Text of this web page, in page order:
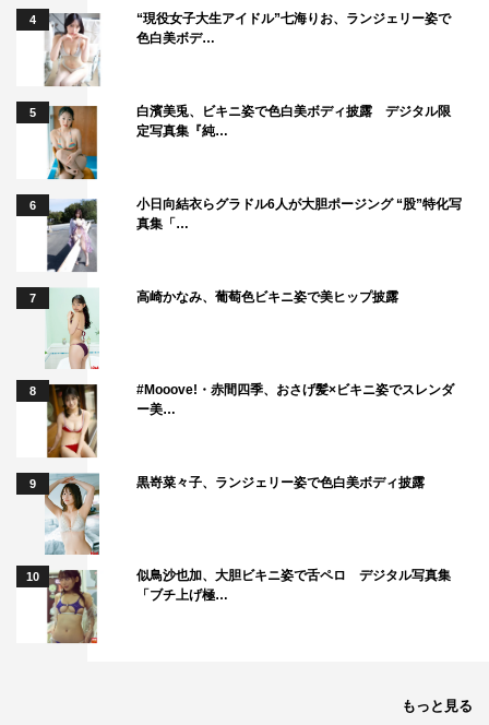
4
“現役女子大生アイドル”七海りお、ランジェリー姿で
色白美ボデ…
5
白濱美兎、ビキニ姿で色白美ボディ披露 デジタル限
定写真集『純…
6
小日向結衣らグラドル6人が大胆ポージング “股”特化写
真集「…
7 高崎かなみ、葡萄色ビキニ姿で美ヒップ披露
8
#Mooove!・赤間四季、おさげ髪×ビキニ姿でスレンダ
ー美…
9 黒嵜菜々子、ランジェリー姿で色白美ボディ披露
10
似鳥沙也加、大胆ビキニ姿で舌ペロ デジタル写真集
「ブチ上げ極…
もっと見る